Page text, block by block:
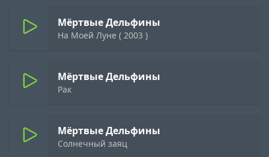
Мёртвые Дельфины
На Моей Луне ( 2003 )
Мёртвые Дельфины
Рак
Мёртвые Дельфины
Солнечный заяц